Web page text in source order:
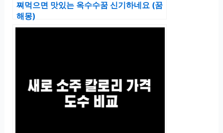
쪄먹으면 맛있는 옥수수꿈 신기하네요 (꿈
해몽)